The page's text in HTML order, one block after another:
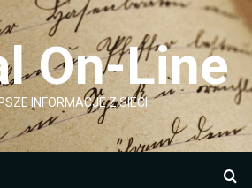
On-Line
INFORMACJE Z SIECI